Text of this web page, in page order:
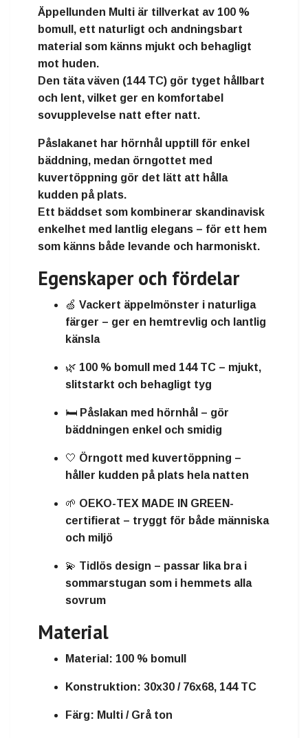
Äppellunden Multi är tillverkat av 100 %
bomull , ett naturligt och andningsbart
material som känns mjukt och behagligt
mot huden.
Den täta väven (144 TC) gör tyget hållbart
och lent, vilket ger en komfortabel
sovupplevelse natt efter natt.
Påslakanet har hörnhål upptill
för enkel
bäddning, medan örngottet med
kuvertöppning gör det lätt att hålla
kudden på plats.
Ett bäddset som kombinerar skandinavisk
enkelhet med lantlig elegans – för ett hem
som känns både levande och harmoniskt.
Egenskaper och fördelar
🍏 Vackert äppelmönster i naturliga
färger – ger en hemtrevlig och lantlig
känsla
🌿 100 % bomull med 144 TC – mjukt,
slitstarkt och behagligt tyg
🛏️ Påslakan med hörnhål – gör
bäddningen enkel och smidig
🤍 Örngott med kuvertöppning –
håller kudden på plats hela natten
🌱 OEKO-TEX MADE IN GREEN-
certifierat – tryggt för både människa
och miljö
💫 Tidlös design – passar lika bra i
sommarstugan som i hemmets alla
sovrum
Material
Material: 100 % bomull
Konstruktion: 30x30 / 76x68, 144 TC
Färg: Multi / Grå ton